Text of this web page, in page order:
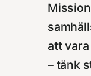
att
– tänk